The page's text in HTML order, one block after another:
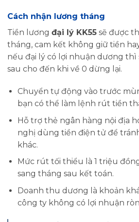
Cách nhận lương tháng
Tiền lương đại lý KK55 sẽ được
tháng, cam kết không giữ tiền
nếu đại lý có lợi nhuận dương thì
sau cho đến khi về 0 dừng lại.
Chuyển tự động vào trước
bạn có thể làm lệnh rút tiền
Hỗ trợ thẻ ngân hàng nội địa
nghị dùng tiền điện tử để
khác.
Mức rút tối thiểu là 1 triệu
sang tháng sau kết toán.
Doanh thu dương là khoản
công ty không có lợi nhuận